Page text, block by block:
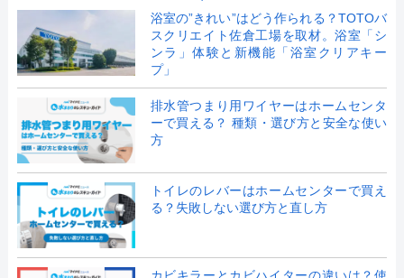
浴室の”きれい”はどう作られる？TOTOバ
スクリエイト佐倉工場を取材。浴室「シ
ンラ」体験と新機能「浴室クリアキー
プ」
排水管つまり用ワイヤーはホームセンタ
ーで買える？ 種類・選び方と安全な使い
方
トイレのレバーはホームセンターで買え
る？失敗しない選び方と直し方